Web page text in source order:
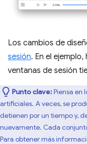
Los cambios de
sesión. En el
ventanas de sesión
Punto clave:Piensa en
artificiales. A veces, se
detienen por un tiempo y,
nuevamente. Cada
Para obtener más